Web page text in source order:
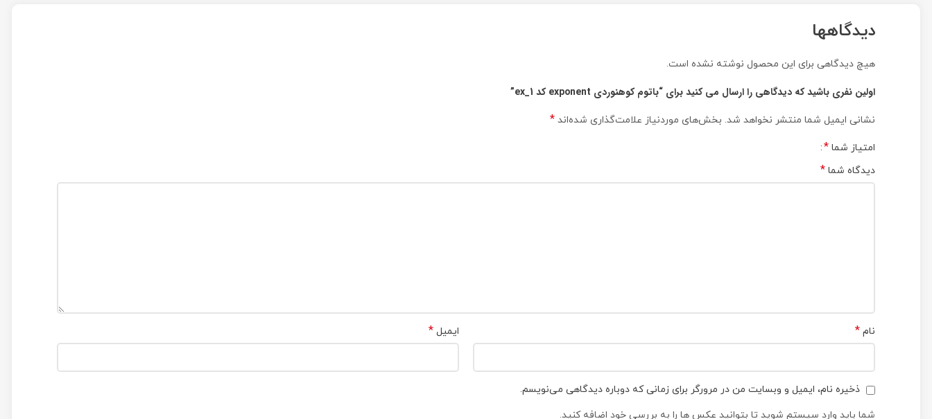
دیدگاهها
هیچ دیدگاهی برای این محصول نوشته نشده است.
اولین نفری باشید که دیدگاهی را ارسال می کنید برای “باتوم کوهنوردی exponent کد ex_1”
نشانی ایمیل شما منتشر نخواهد شد. بخش‌های موردنیاز علامت‌گذاری شده‌اند *
امتیاز شما *
دیدگاه شما *
نام * ایمیل *
ذخیره نام، ایمیل و وبسایت من در مرورگر برای زمانی که دوباره دیدگاهی می‌نویسم.
شما باید وارد سیستم شوید تا بتوانید عکس ها را به بررسی خود اضافه کنید.